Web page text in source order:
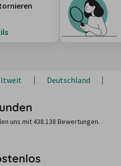
Deutschland
uns mit 438.138 Bewertungen.